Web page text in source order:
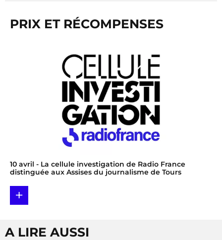
PRIX ET RÉCOMPENSES
10 avril - La cellule investigation de Radio France
distinguée aux Assises du journalisme de Tours
+
A LIRE AUSSI